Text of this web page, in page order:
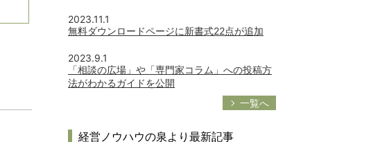
2023.11.1
無料ダウンロードページに新書式22点が追加
2023.9.1
「相談の広場」や「専門家コラム」への投稿方
法がわかるガイドを公開
一覧へ
経営ノウハウの泉より最新記事